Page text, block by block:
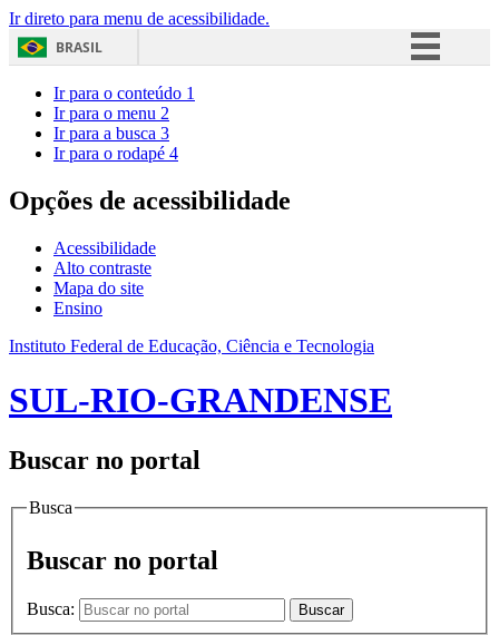
Ir direto para menu de acessibilidade.
BRASIL
Acesso à informação
Ir para o conteúdo 1
Ir para o menu 2
Ir para a busca 3
Ir para o rodapé 4
Opções de acessibilidade
Acessibilidade
Alto contraste
Mapa do site
Ensino
Instituto Federal de Educação, Ciência e Tecnologia
SUL-RIO-GRANDENSE
Buscar no portal
Busca
Buscar no portal
Busca: Buscar